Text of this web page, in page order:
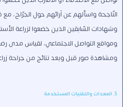
النّاجحة واسألهم عن آرائهم حول الجرّاح، مع
وشهادات السّابقين الذين خضعوا لزراعة
ومواقع التواصل الاجتماعي، لقياس مدى
ومشاهدة صور قبل وبعد نتائج من جراحة
5. المعدات والتقنيات المستخدمة